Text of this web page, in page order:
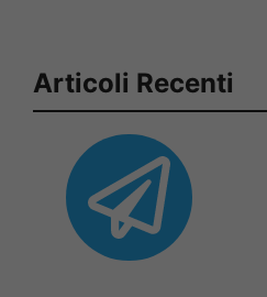
Articoli Recenti